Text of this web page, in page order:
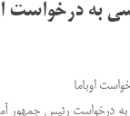
به درخواست
اوباما
به درخواست رئیس جمهور